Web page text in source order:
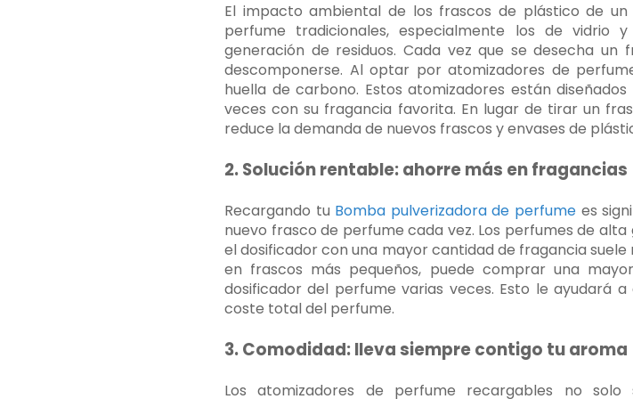
El impacto ambiental de los frascos de plástico de
perfume tradicionales, especialmente los de vidrio
generación de residuos. Cada vez que se desecha
descomponerse. Al optar por atomizadores de
huella de carbono. Estos atomizadores están
veces con su fragancia favorita. En lugar de tirar un
reduce la demanda de nuevos frascos y envases de
2. Solución rentable: ahorre más en fragancias
Recargando tu Bomba pulverizadora de perfume es
nuevo frasco de perfume cada vez. Los perfumes de
el dosificador con una mayor cantidad de fragancia
en frascos más pequeños, puede comprar una
dosificador del perfume varias veces. Esto le ayudará
coste total del perfume.
3. Comodidad: lleva siempre contigo tu aroma
Los atomizadores de perfume recargables no